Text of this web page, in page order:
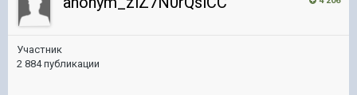
Участник
2 884 публикации